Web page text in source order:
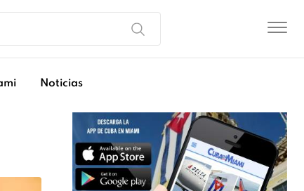
Noticias